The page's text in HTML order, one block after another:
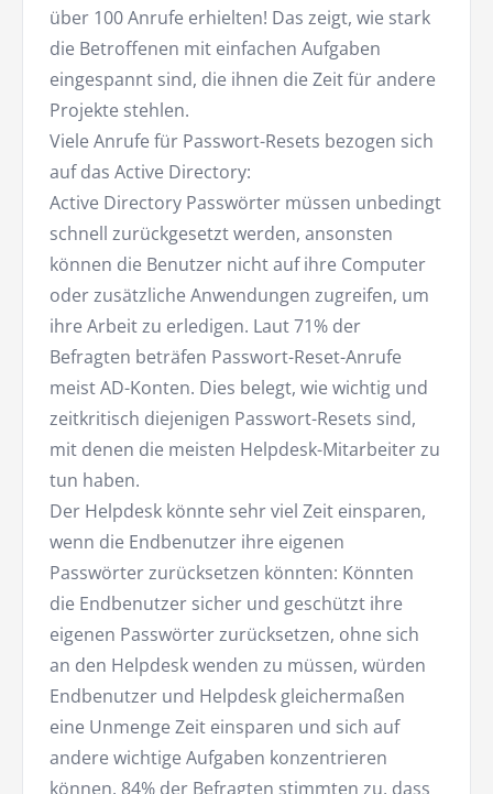
über 100 Anrufe erhielten! Das zeigt, wie stark
die Betroffenen mit einfachen Aufgaben
eingespannt sind, die ihnen die Zeit für andere
Projekte stehlen.
Viele Anrufe für Passwort-Resets bezogen sich
auf das Active Directory:
Active Directory Passwörter müssen unbedingt
schnell zurückgesetzt werden, ansonsten
können die Benutzer nicht auf ihre Computer
oder zusätzliche Anwendungen zugreifen, um
ihre Arbeit zu erledigen. Laut 71% der
Befragten beträfen Passwort-Reset-Anrufe
meist AD-Konten. Dies belegt, wie wichtig und
zeitkritisch diejenigen Passwort-Resets sind,
mit denen die meisten Helpdesk-Mitarbeiter zu
tun haben.
Der Helpdesk könnte sehr viel Zeit einsparen,
wenn die Endbenutzer ihre eigenen
Passwörter zurücksetzen könnten: Könnten
die Endbenutzer sicher und geschützt ihre
eigenen Passwörter zurücksetzen, ohne sich
an den Helpdesk wenden zu müssen, würden
Endbenutzer und Helpdesk gleichermaßen
eine Unmenge Zeit einsparen und sich auf
andere wichtige Aufgaben konzentrieren
können. 84% der Befragten stimmten zu, dass